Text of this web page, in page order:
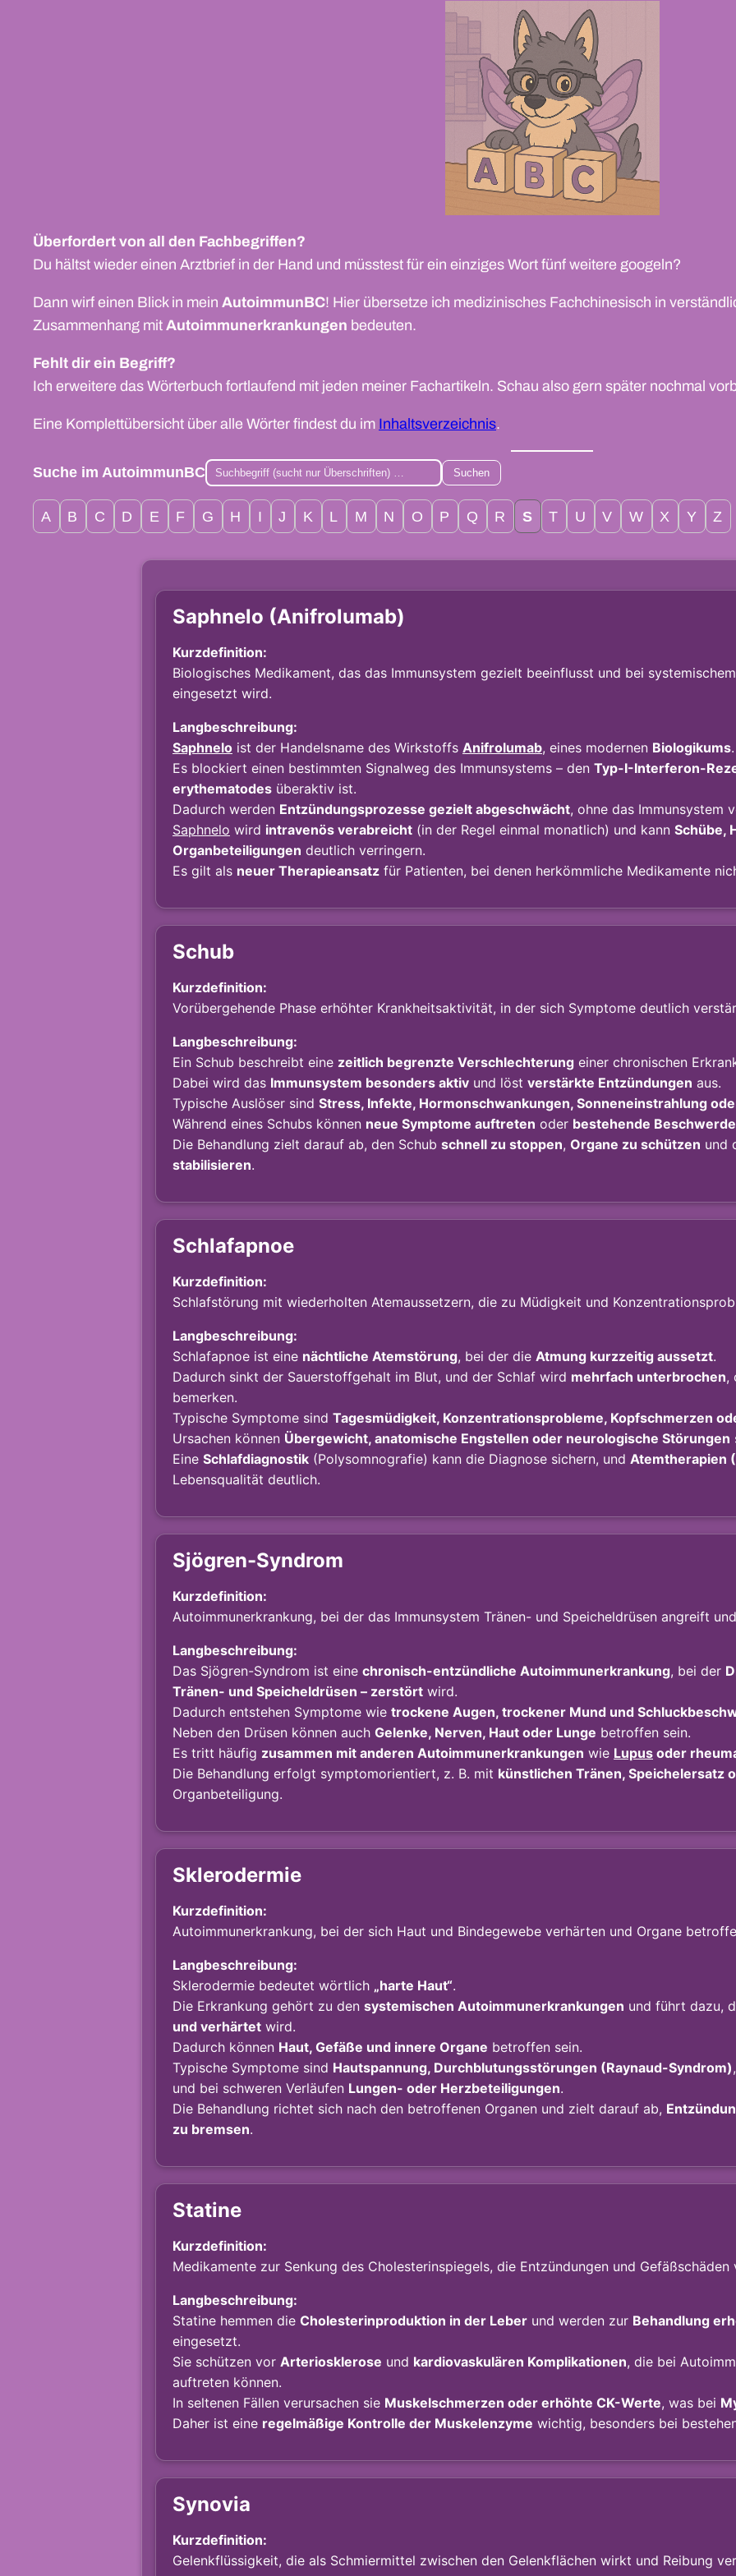
Überfordert von all den Fachbegriffen?
Du hältst wieder einen Arztbrief in der Hand und müsstest für ein einziges Wort fünf weitere googeln?
Dann wirf einen Blick in mein AutoimmunBC! Hier übersetze ich medizinisches Fachchinesisch in
Zusammenhang mit Autoimmunerkrankungen bedeuten.
Fehlt dir ein Begriff?
Ich erweitere das Wörterbuch fortlaufend mit jeden meiner Fachartikeln. Schau also gern später nochmal
Eine Komplettübersicht über alle Wörter findest du im Inhaltsverzeichnis.
Suche im AutoimmunBC Suchen
A B C D E F G H I J K L M N O P Q R S T U V W X Y Z